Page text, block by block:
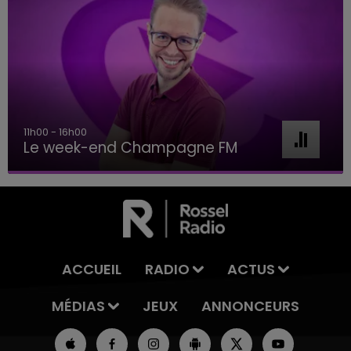
11h00 - 16h00
Le week-end Champagne FM
ACCUEIL RADIO
ACTUS
MÉDIAS
JEUX ANNONCEURS